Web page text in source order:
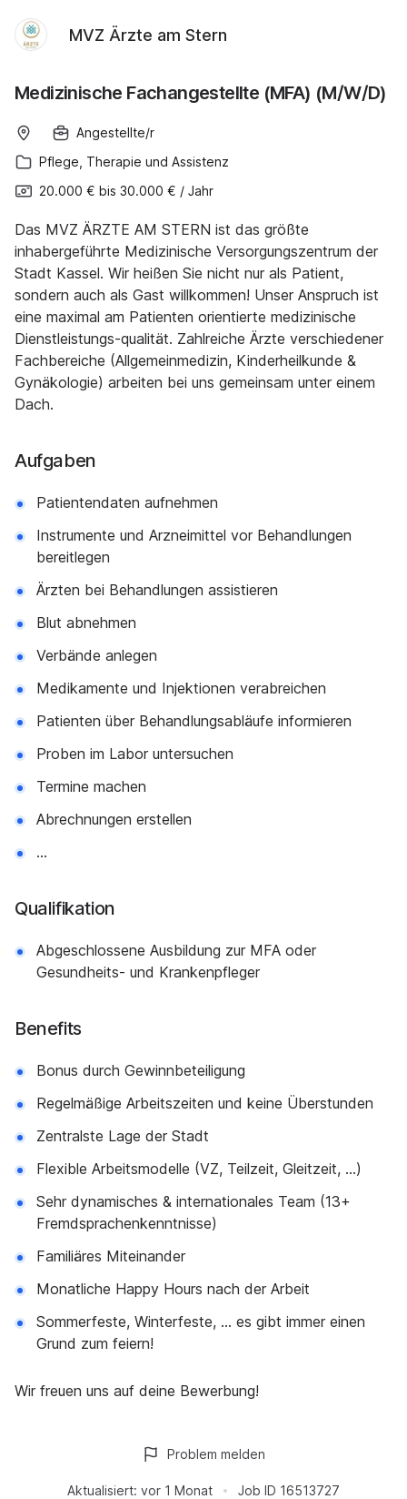
MVZ Ärzte am Stern
Medizinische Fachangestellte (MFA) (M/W/D)
Angestellte/r
Pflege, Therapie und Assistenz
20.000 € bis 30.000 € / Jahr
Das MVZ ÄRZTE AM STERN ist das größte
inhabergeführte Medizinische Versorgungszentrum der
Stadt Kassel. Wir heißen Sie nicht nur als Patient,
sondern auch als Gast willkommen! Unser Anspruch ist
eine maximal am Patienten orientierte medizinische
Dienstleistungs-qualität. Zahlreiche Ärzte verschiedener
Fachbereiche (Allgemeinmedizin, Kinderheilkunde &
Gynäkologie) arbeiten bei uns gemeinsam unter einem
Dach.
Aufgaben
Patientendaten aufnehmen
Instrumente und Arzneimittel vor Behandlungen
bereitlegen
Ärzten bei Behandlungen assistieren
Blut abnehmen
Verbände anlegen
Medikamente und Injektionen verabreichen
Patienten über Behandlungsabläufe informieren
Proben im Labor untersuchen
Termine machen
Abrechnungen erstellen
...
Qualifikation
Abgeschlossene Ausbildung zur MFA oder
Gesundheits- und Krankenpfleger
Benefits
Bonus durch Gewinnbeteiligung
Regelmäßige Arbeitszeiten und keine Überstunden
Zentralste Lage der Stadt
Flexible Arbeitsmodelle (VZ, Teilzeit, Gleitzeit, ...)
Sehr dynamisches & internationales Team (13+
Fremdsprachenkenntnisse)
Familiäres Miteinander
Monatliche Happy Hours nach der Arbeit
Sommerfeste, Winterfeste, ... es gibt immer einen
Grund zum feiern!
Wir freuen uns auf deine Bewerbung!
Aktualisiert: vor 1 Monat Job ID 16513727
Problem melden